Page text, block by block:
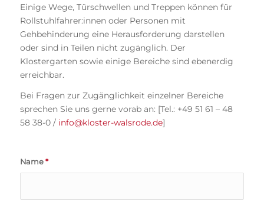
Einige Wege, Türschwellen und Treppen können für
Rollstuhlfahrer:innen oder Personen mit
Gehbehinderung eine Herausforderung darstellen
oder sind in Teilen nicht zugänglich. Der
Klostergarten sowie einige Bereiche sind ebenerdig
erreichbar.
Bei Fragen zur Zugänglichkeit einzelner Bereiche
sprechen Sie uns gerne vorab an: [Tel.: +49 51 61 – 48
58 38-0 / info@kloster-walsrode.de]
Name *